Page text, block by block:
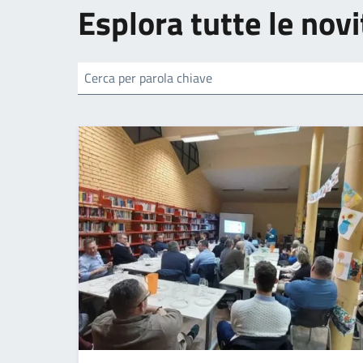
Esplora tutte le